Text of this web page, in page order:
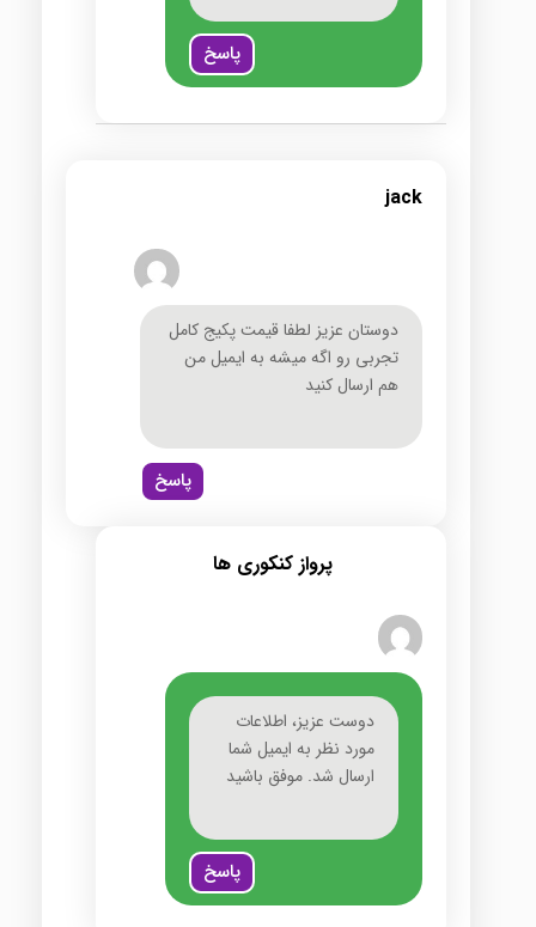
پاسخ
jack
دوستان عزیز لطفا قیمت پکیج کامل
تجربی رو اگه میشه به ایمیل من
هم ارسال کنید
پاسخ
پرواز کنکوری ها
دوست عزیز، اطلاعات
مورد نظر به ایمیل شما
ارسال شد. موفق باشید
پاسخ